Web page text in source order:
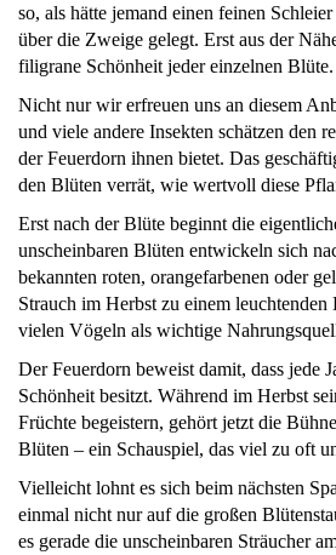
so, als hätte jemand einen feinen
über die Zweige gelegt. Erst aus der
filigrane Schönheit jeder einzelnen Blüte.
Nicht nur wir erfreuen uns an diesem
und viele andere Insekten schätzen den
der Feuerdorn ihnen bietet. Das
den Blüten verrät, wie wertvoll diese
Erst nach der Blüte beginnt die
unscheinbaren Blüten entwickeln sich
bekannten roten, orangefarbenen oder
Strauch im Herbst zu einem
vielen Vögeln als wichtige
Der Feuerdorn beweist damit, dass jede
Schönheit besitzt. Während im Herbst
Früchte begeistern, gehört jetzt die
Blüten – ein Schauspiel, das viel zu oft
Vielleicht lohnt es sich beim nächsten
einmal nicht nur auf die großen
es gerade die unscheinbaren Sträucher